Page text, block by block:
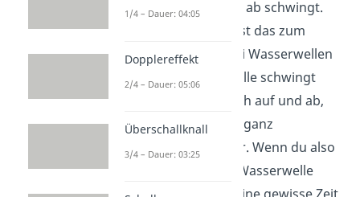
dass etwas auf und ab schwingt.
Bei einer Seilwelle ist das zum
Beispiel das Seil, bei Wasserwellen
das Wasser. Die Welle schwingt
aber nicht willkürlich auf und ab,
sondern mit einem ganz
bestimmten Muster. Wenn du also
ein Foto von einer Wasserwelle
1/4 – Dauer: 04:05
Dopplereffekt
2/4 – Dauer: 05:06
Überschallknall
3/4 – Dauer: 03:25